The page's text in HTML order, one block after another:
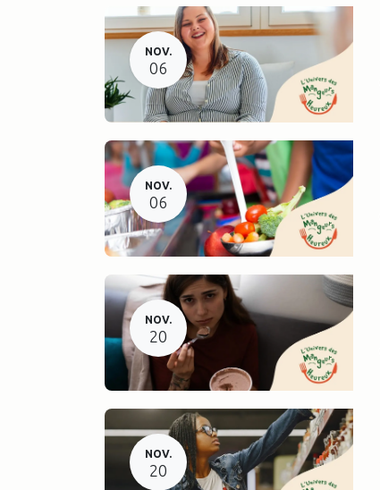
NOV.
06
NOV.
06
NOV.
20
NOV.
20